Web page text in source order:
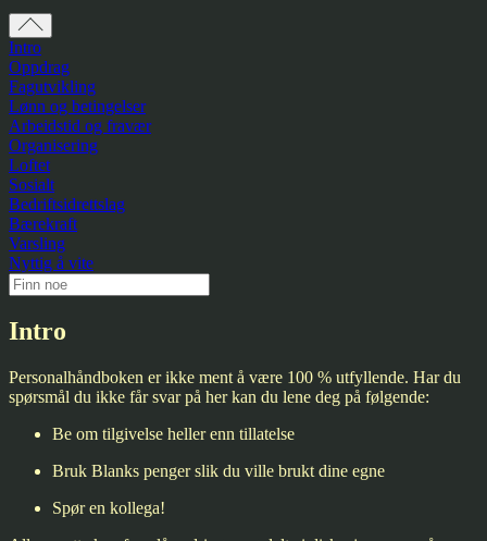
Intro
Oppdrag
Fagutvikling
Lønn og betingelser
Arbeidstid og fravær
Organisering
Loftet
Sosialt
Bedriftsidrettslag
Bærekraft
Varsling
Nyttig å vite
Intro
Personalhåndboken er ikke ment å være 100 % utfyllende. Har du
spørsmål du ikke får svar på her kan du lene deg på følgende:
Be om tilgivelse heller enn tillatelse
Bruk Blanks penger slik du ville brukt dine egne
Spør en kollega!